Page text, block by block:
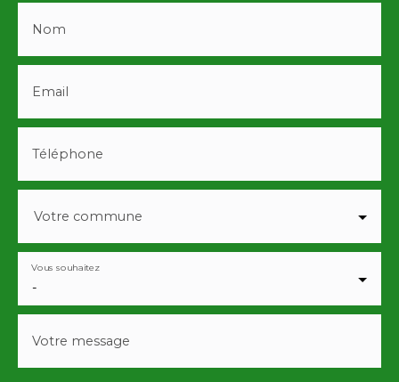
Nom
Email
Téléphone
Votre commune
-
Vous souhaitez
Votre message